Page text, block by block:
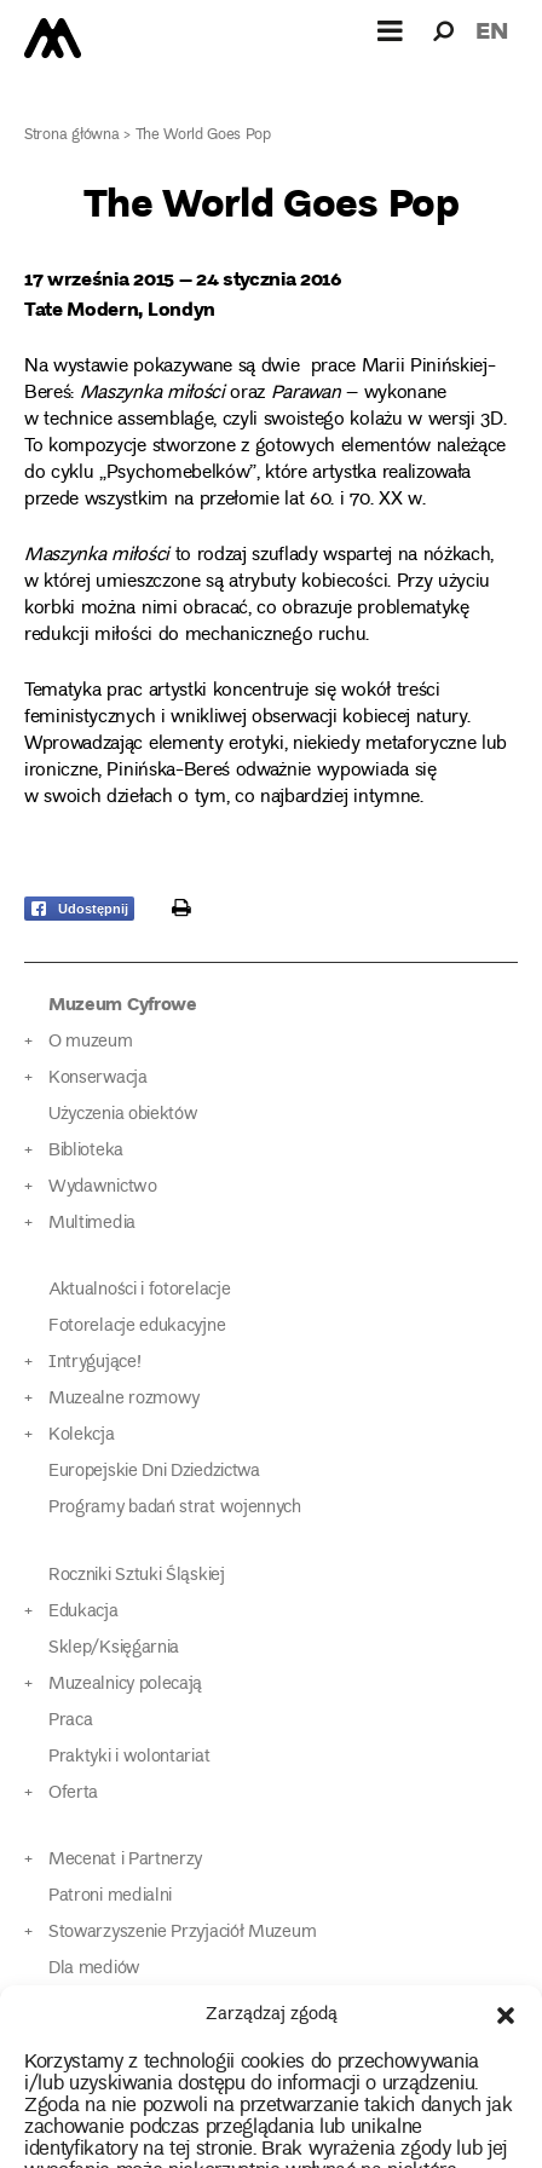
Zarządzaj zgodą
Korzystamy z technologii cookies do przechowywania
i/lub uzyskiwania dostępu do informacji o urządzeniu.
Zgoda na nie pozwoli na przetwarzanie takich danych jak
zachowanie podczas przeglądania lub unikalne
identyfikatory na tej stronie. Brak wyrażenia zgody lub jej
dla: EN
Strona główna>The World Goes Pop
The World Goes Pop
17 września 2015 – 24 stycznia 2016
Tate Modern, Londyn
Na wystawie pokazywane są dwie prace Marii Pinińskiej-
Bereś: Maszynka miłościoraz Parawan– wykonane
w technice assemblage, czyli swoistego kolażu w wersji 3D.
To kompozycje stworzone z gotowych elementów należące
do cyklu „Psychomebelków”, które artystka realizowała
przede wszystkim na przełomie lat 60. i 70. XX w.
Maszynka miłościto rodzaj szuflady wspartej na nóżkach,
w której umieszczone są atrybuty kobiecości. Przy użyciu
korbki można nimi obracać, co obrazuje problematykę
redukcji miłości do mechanicznego ruchu.
Tematyka prac artystki koncentruje się wokół treści
feministycznych i wnikliwej obserwacji kobiecej natury.
Wprowadzając elementy erotyki, niekiedy metaforyczne lub
ironiczne, Pinińska-Bereś odważnie wypowiada się
w swoich dziełach o tym, co najbardziej intymne.
Udostępnij print
Muzeum Cyfrowe
O muzeum
Konserwacja
Użyczenia obiektów
Biblioteka
Wydawnictwo
Multimedia
Aktualności i fotorelacje
Fotorelacje edukacyjne
Intrygujące!
Muzealne rozmowy
Kolekcja
Europejskie Dni Dziedzictwa
Programy badań strat wojennych
Roczniki Sztuki Śląskiej
Edukacja
Sklep/Księgarnia
Muzealnicy polecają
Praca
Praktyki i wolontariat
Oferta
Mecenat i Partnerzy
Patroni medialni
Stowarzyszenie Przyjaciół Muzeum
Dla mediów
Dla osób o specjalnych potrzebach
Kontakt
instagram
twitterfacebookyoutube
tiktok